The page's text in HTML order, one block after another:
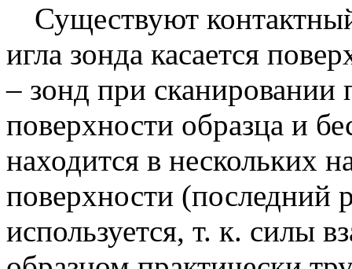
Существуют
игла зонда касается
– зонд при сканировании
поверхности образца и
находится в нескольких
поверхности (последний
используется, т. к. силы